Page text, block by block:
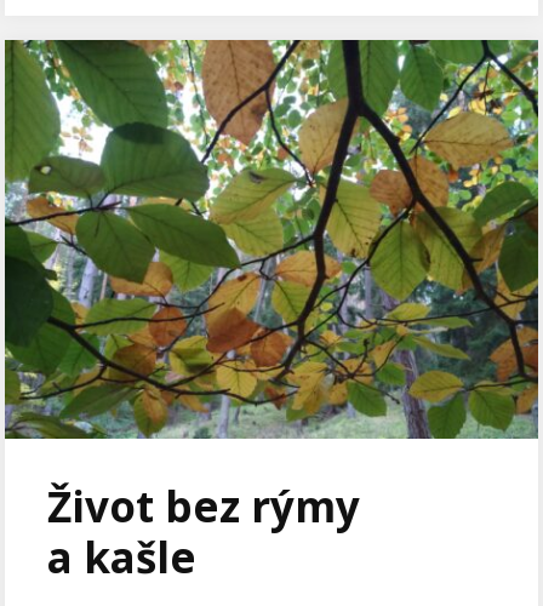
Život bez rýmy
a kašle